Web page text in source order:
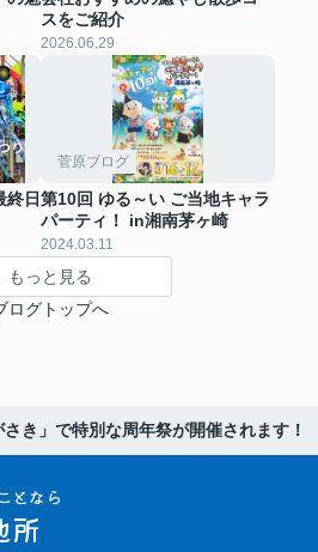
スをご紹介
2026.06.29
終日
菅原ブログ
第10回 ゆる～い ご当地キャラ
パーティ！ in湘南茅ヶ崎
2024.03.11
もっと見る
ログトップへ
き」で特別な周年祭が開催されます！
となら
所